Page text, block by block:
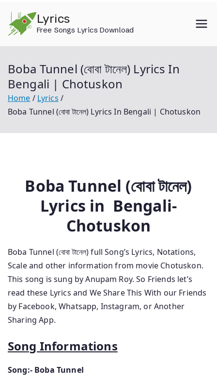
content
Lyrics
Free Songs Lyrics Download
Boba Tunnel (বোবা টানেল) Lyrics In
Bengali | Chotuskon
Home
Lyrics
Boba Tunnel (বোবা টানেল) Lyrics In Bengali | Chotuskon
Boba Tunnel (বোবা টানেল)
Lyrics in Bengali-
Chotuskon
Boba Tunnel (বোবা টানেল) full Song’s Lyrics, Notations,
Scale and other informationfrom movie Chotuskon.
This song is sung by Anupam Roy.So Friends let’s
read these Lyrics and We Share This With our Friends
by Facebook, Whatsapp, Instagram, or Another
Sharing App.
Song Informations
Song:- Boba Tunnel